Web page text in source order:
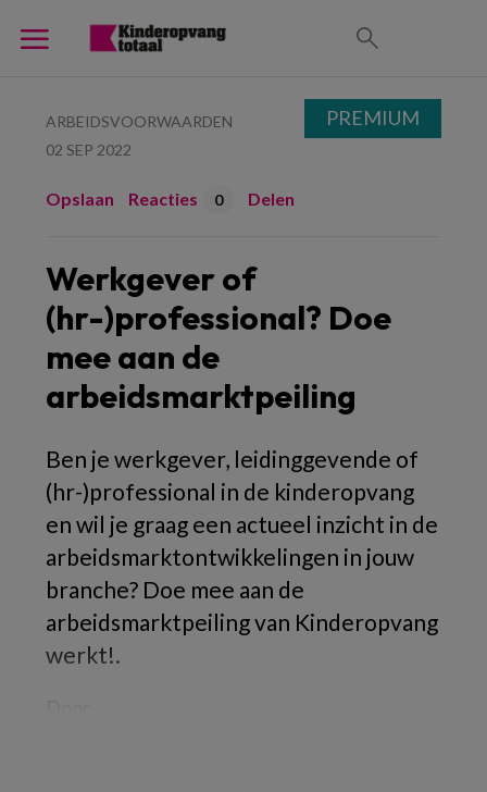
ARBEIDSVOORWAARDEN
02 SEP 2022
Opslaan Reacties 0 Delen
Werkgever of
(hr-)professional? Doe
mee aan de
arbeidsmarktpeiling
Ben je werkgever, leidinggevende of
(hr-)professional in de kinderopvang
en wil je graag een actueel inzicht in de
arbeidsmarktontwikkelingen in jouw
branche? Doe mee aan de
arbeidsmarktpeiling van Kinderopvang
werkt!.
PREMIUM